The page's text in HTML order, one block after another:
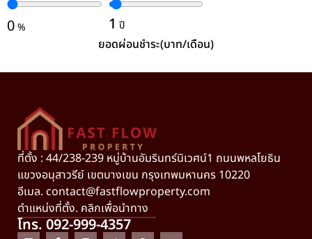
0% 1 ปี
ยอดผ่อนชำระ(บาท/เดือน)
ที่ตั้ง : 44/238-239 หมู่บ้านอัมรินทร์นิเวศน์1 ถนนพหลโยธิน
แขวงอนุสาวรีย์ เขตบางเขน กรุงเทพมหานคร 10220
อีเมล. contact@fastflowproperty.com
ตำแหน่งที่ตั้ง. คลิกเพื่อนำทาง
โทร. 092-999-4357